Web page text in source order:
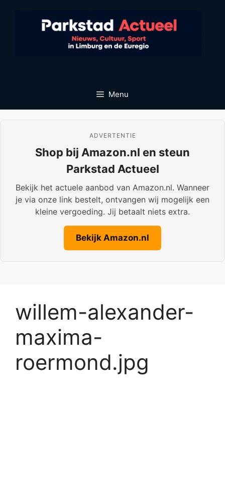
Menu
ADVERTENTIE
Shop bij Amazon.nl en steun
Parkstad Actueel
Bekijk het actuele aanbod van Amazon.nl. Wanneer
je via onze link bestelt, ontvangen wij mogelijk een
kleine vergoeding. Jij betaalt niets extra.
Bekijk Amazon.nl
willem-alexander-
maxima-
roermond.jpg